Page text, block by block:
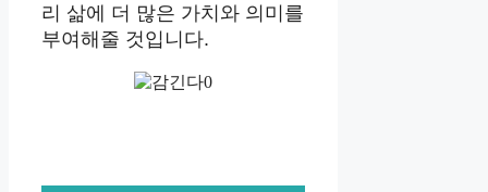
리 삶에 더 많은 가치와 의미를
부여해줄 것입니다.